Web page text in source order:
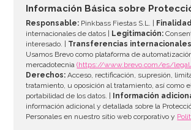
Información Básica sobre
Responsable: Pinkbass Fiestas S.L. |
internacionales de datos |
Legitimación:
interesado. | Transferencias
Usamos Brevo como plataforma de
mercadotecnia(https://www.brevo.com/es/
Derechos: Acceso, rectificación, supresión,
tratamiento, u oposición al tratamiento, así como
portabilidad de los datos. |
Información
información adicional y detallada sobre la
Personales en nuestro sitio web corporativo y